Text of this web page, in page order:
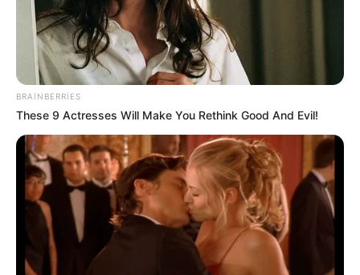
32
17:55 / 06 Avqust 2026
Azərbaycanda BOKT ləğv olundu
BRAINBERRIES
These 9 Actresses Will Make You Rethink Good And Evil!